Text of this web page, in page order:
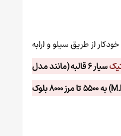
از طریق سیلو و ارابه
سیار ۶ قالبه (مانند مدل
M.BS طراحان ماشین) می‌تواند روزانه تا ۳۵۰۰ بلوک تولید کند. این ظرفیت در مدل‌های ۱۲ قالبه و مجهز به سیستم هوشمند PLC (مانند مدل M.BD) به ۵۵۰۰ تا مرز ۸۰۰۰ بلوک